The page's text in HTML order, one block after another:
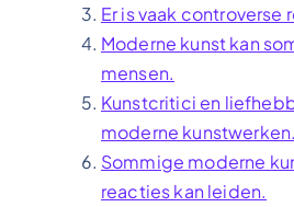
Er is vaak
Moderne kunst kan
mensen.
Kunstcritici en
moderne kunstwerken.
Sommige moderne
reacties kan leiden.